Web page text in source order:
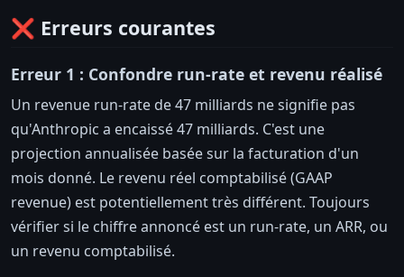
❌ Erreurs courantes
Erreur 1 : Confondre run-rate et revenu réalisé
Un revenue run-rate de 47 milliards ne signifie pas
qu'Anthropic a encaissé 47 milliards. C'est une
projection annualisée basée sur la facturation d'un
mois donné. Le revenu réel comptabilisé (GAAP
revenue) est potentiellement très différent. Toujours
vérifier si le chiffre annoncé est un run-rate, un ARR, ou
un revenu comptabilisé.